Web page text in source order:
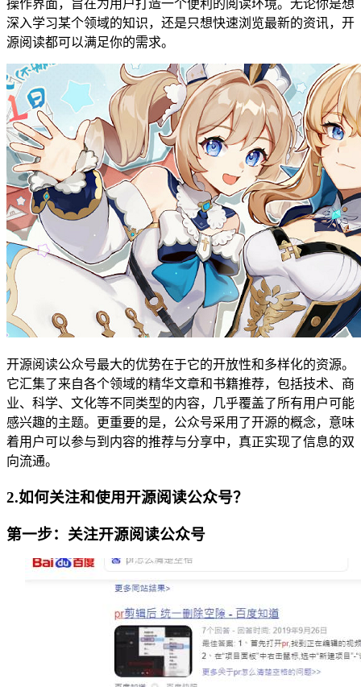
操作界面，旨在为用户打造一个便利的阅读环境。无论你是想
深入学习某个领域的知识，还是只想快速浏览最新的资讯，开
源阅读都可以满足你的需求。
开源阅读公众号最大的优势在于它的开放性和多样化的资源。
它汇集了来自各个领域的精华文章和书籍推荐，包括技术、商
业、科学、文化等不同类型的内容，几乎覆盖了所有用户可能
感兴趣的主题。更重要的是，公众号采用了开源的概念，意味
着用户可以参与到内容的推荐与分享中，真正实现了信息的双
向流通。
2.如何关注和使用开源阅读公众号？
第一步：关注开源阅读公众号